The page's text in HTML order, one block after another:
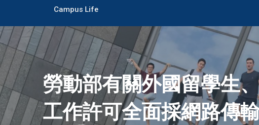
Campus Life
勞動部有關外國留學生
工作許可全面採網路傳